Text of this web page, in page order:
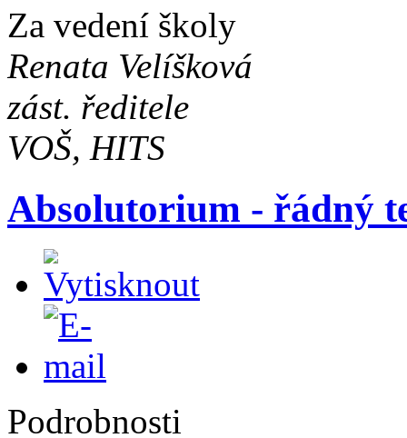
Za vedení školy
Renata Velíšková
zást. ředitele
VOŠ, HITS
Absolutorium - řádný
Podrobnosti